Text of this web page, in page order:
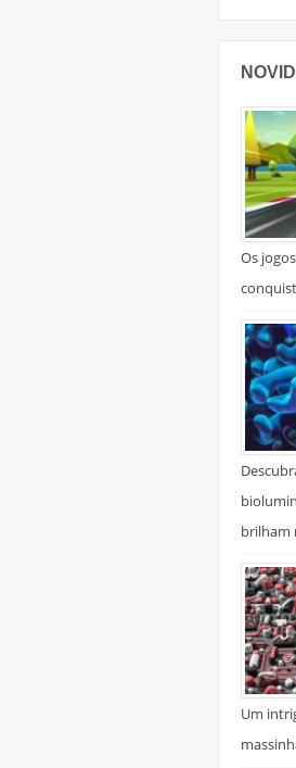
Os
brilham
Um